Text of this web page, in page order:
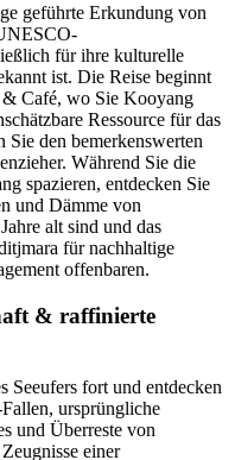
geführte Erkundung von
für ihre kulturelle
ist. Die Reise beginnt
Café, wo Sie Kooyang
Ressource für das
den bemerkenswerten
Während Sie die
spazieren, entdecken Sie
und Dämme von
alt sind und das
für nachhaltige
offenbaren.
& raffinierte
Seeufers fort und entdecken
ursprüngliche
und Überreste von
einer